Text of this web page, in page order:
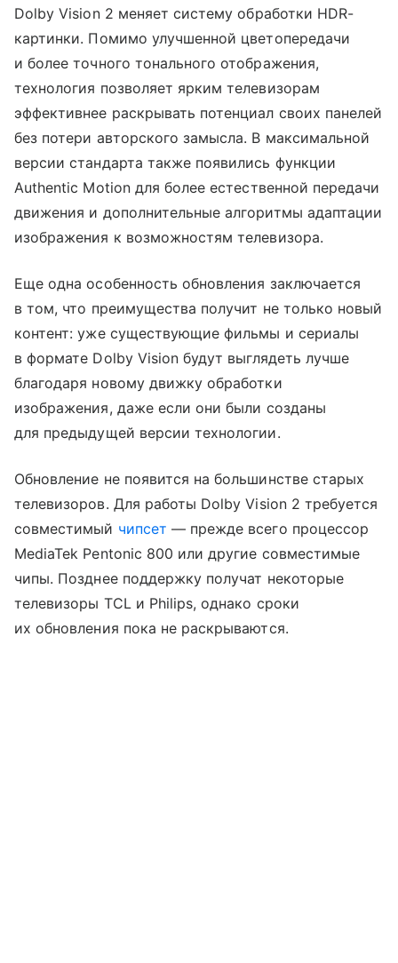
Dolby Vision 2 меняет систему обработки HDR-
картинки. Помимо улучшенной цветопередачи
и более точного тонального отображения,
технология позволяет ярким телевизорам
эффективнее раскрывать потенциал своих панелей
без потери авторского замысла. В максимальной
версии стандарта также появились функции
Authentic Motion для более естественной передачи
движения и дополнительные алгоритмы адаптации
изображения к возможностям телевизора.
Еще одна особенность обновления заключается
в том, что преимущества получит не только новый
контент: уже существующие фильмы и сериалы
в формате Dolby Vision будут выглядеть лучше
благодаря новому движку обработки
изображения, даже если они были созданы
для предыдущей версии технологии.
Обновление не появится на большинстве старых
телевизоров. Для работы Dolby Vision 2 требуется
совместимый чипсет — прежде всего процессор
MediaTek Pentonic 800 или другие совместимые
чипы. Позднее поддержку получат некоторые
телевизоры TCL и Philips, однако сроки
их обновления пока не раскрываются.